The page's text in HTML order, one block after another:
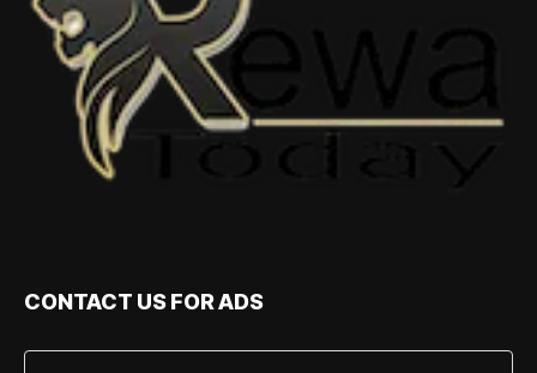
CONTACT US FOR ADS